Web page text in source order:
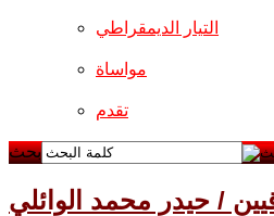
التيار الديمقراطي
مواساة
تقدم
بحث
/ حيدر محمد الوائلي